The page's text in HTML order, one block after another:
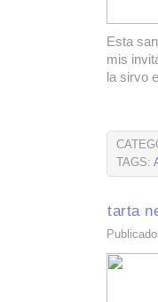
Esta
mis
la sirvo
TAGS:
tarta